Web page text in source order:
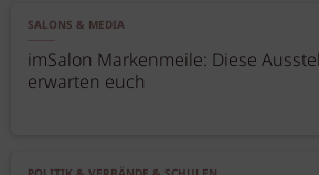
SALONS & MEDIA
imSalon Markenmeile: Diese
erwarten euch